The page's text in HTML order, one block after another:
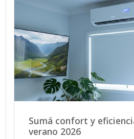
Sumá confort y
verano 2026